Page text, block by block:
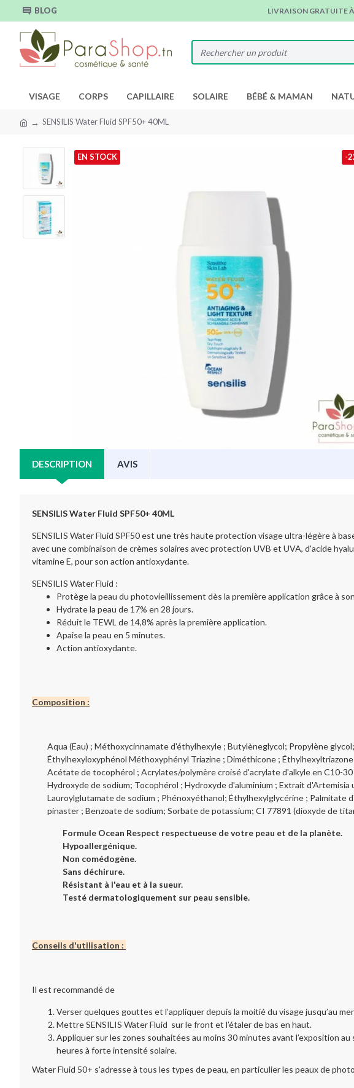
BLOG LIVRAISON GRATUITE
VISAGE CORPS CAPILLAIRE SOLAIRE BÉBÉ & MAMAN
SENSILIS Water Fluid SPF50+ 40ML
-
EN STOCK
DESCRIPTION AVIS
SENSILIS Water Fluid SPF50+ 40ML
SENSILIS Water Fluid SPF50 est une très haute protection visage ultra-légère à
avec une combinaison de crèmes solaires avec protection UVB et UVA, d'acide
vitamine E, pour son action antioxydante.
SENSILIS Water Fluid :
Protège la peau du photovieillissement dès la première application grâce à
Hydrate la peau de 17% en 28 jours.
Réduit le TEWL de 14,8% après la première application.
Apaise la peau en 5 minutes.
Action antioxydante.
Composition :
Aqua (Eau) ; Méthoxycinnamate d'éthylhexyle ; Butylèneglycol; Propylène
Éthylhexyloxyphénol Méthoxyphényl Triazine ; Diméthicone ;
Acétate de tocophérol ; Acrylates/polymère croisé d'acrylate d'alkyle en C10-
Hydroxyde de sodium; Tocophérol ; Hydroxyde d'aluminium ; Extrait
Lauroylglutamate de sodium ; Phénoxyéthanol; Éthylhexylglycérine ;
pinaster ; Benzoate de sodium; Sorbate de potassium; CI 77891 (dioxyde de
Formule Ocean Respect respectueuse de votre peau et de la planète.
Hypoallergénique.
Non comédogène.
Sans déchirure.
Résistant à l'eau et à la sueur.
Testé dermatologiquement sur peau sensible.
Conseils d'utilisation :
Il est recommandé de
Verser quelques gouttes et l’appliquer depuis la moitié du visage jusqu’au
Mettre SENSILIS Water Fluid sur le front et l’étaler de bas en haut.
Appliquer sur les zones souhaitées au moins 30 minutes avant l’exposition
heures à forte intensité solaire.
Water Fluid 50+ s'adresse à tous les types de peau, en particulier les peaux de